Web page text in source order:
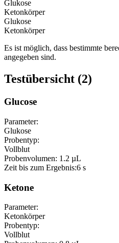
Glukose
Ketonkörper
Glukose
Ketonkörper
Es ist möglich, dass bestimmte
angegeben sind.
Testübersicht (2)
Glucose
Parameter:
Glukose
Probentyp:
Vollblut
Probenvolumen: 1.2 µL
Zeit bis zum Ergebnis:6 s
Ketone
Parameter:
Ketonkörper
Probentyp:
Vollblut